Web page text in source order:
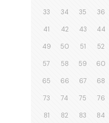
33 34 35 36
41 42 43 44
49 50 51 52
57 58 59 60
65 66 67 68
73 74 75 76
81 82 83 84